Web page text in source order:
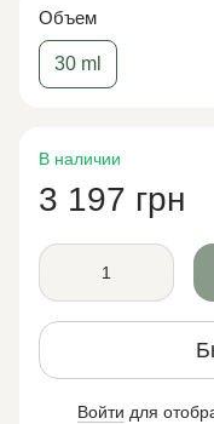
Объем
30 ml
В наличии
3 197 грн
Войти для